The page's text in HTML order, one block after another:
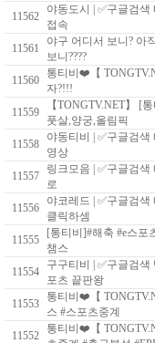
11562
야동도시 | ✅구글검
접속
11561
야구 어디서 보니? 아
보니????
11560
통티비❤️【
자?!!!
11559
【TONGTV.NET】 [
풋살,양궁,올림픽
11558
야동티비 | ✅구글검
영상
11557
링크모음 | ✅구글검
로
11556
야코레드 | ✅구글검
클릭하셈
11555
[통티비]#해축 #e스포
챔스
11554
구구티비 | ✅구글검
포츠 끝판왕
11553
통티비❤️【
스 #스포츠중계
11552
통티비❤️【